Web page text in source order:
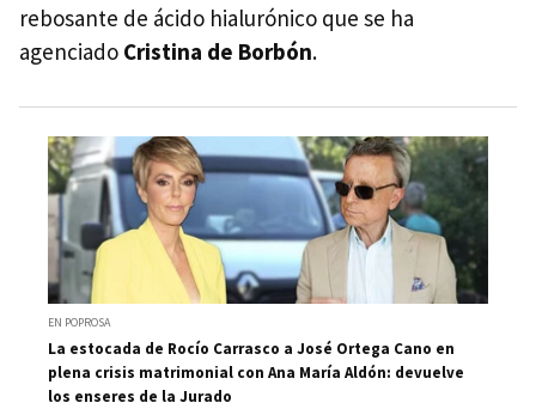
rebosante de ácido hialurónico que se ha
agenciado Cristina de Borbón.
EN POPROSA
La estocada de Rocío Carrasco a José Ortega Cano en
plena crisis matrimonial con Ana María Aldón: devuelve
los enseres de la Jurado